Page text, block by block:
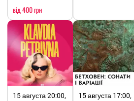
від 400 грн
15 августа 20:00,
15 августа 17:00,